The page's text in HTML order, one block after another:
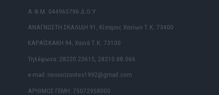
Α.Φ.Μ. 044965796 Δ.Ο.Υ.
ΑΝΑΓΝΩΣΤΗ ΣΚΑΛΙΔΗ 91, Κίσαμος Χανίων Τ.Κ. 73400
ΚΑΡΑΪΣΚΑΚΗ 94, Χανιά Τ.Κ. 73100
Τηλέφωνα: 28220 23615, 28210 88.066
e-mail: neoiorizontes1992@gmail.com
ΑΡΙΘΜΟΣ ΓΕΜΗ: 75072958000